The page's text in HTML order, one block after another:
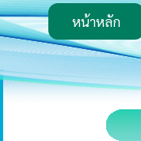
หน้าหลัก